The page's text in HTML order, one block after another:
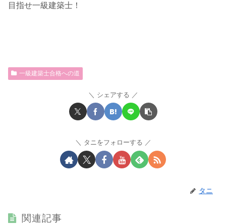
目指せ一級建築士！
一級建築士合格への道
シェアする
タニをフォローする
タニ
関連記事